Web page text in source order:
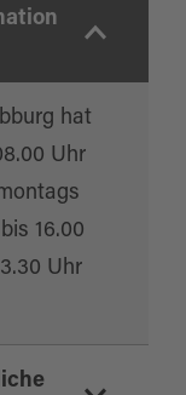
hat
Uhr
16.00
Uhr